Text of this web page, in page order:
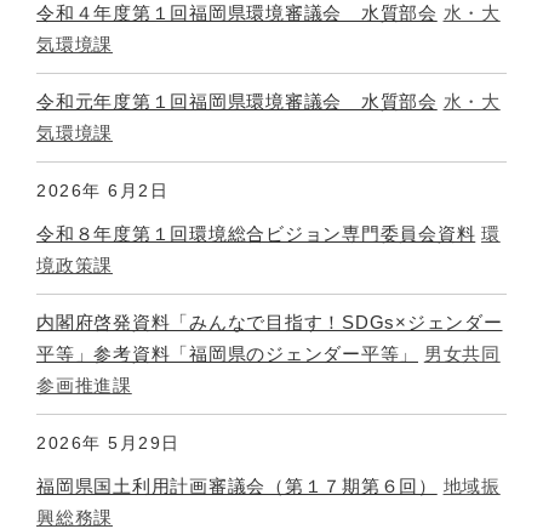
令和４年度第１回福岡県環境審議会 水質部会 水・大
気環境課
令和元年度第１回福岡県環境審議会 水質部会 水・大
気環境課
2026年 6月2日
令和８年度第１回環境総合ビジョン専門委員会資料 環
境政策課
内閣府啓発資料「みんなで目指す！SDGs×ジェンダー
平等」参考資料「福岡県のジェンダー平等」
男女共同
参画推進課
2026年 5月29日
福岡県国土利用計画審議会（第１７期第６回）
地域振
興総務課